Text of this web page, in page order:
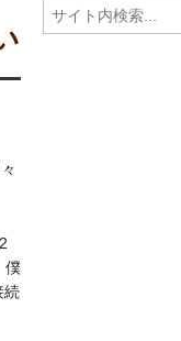
僕
続